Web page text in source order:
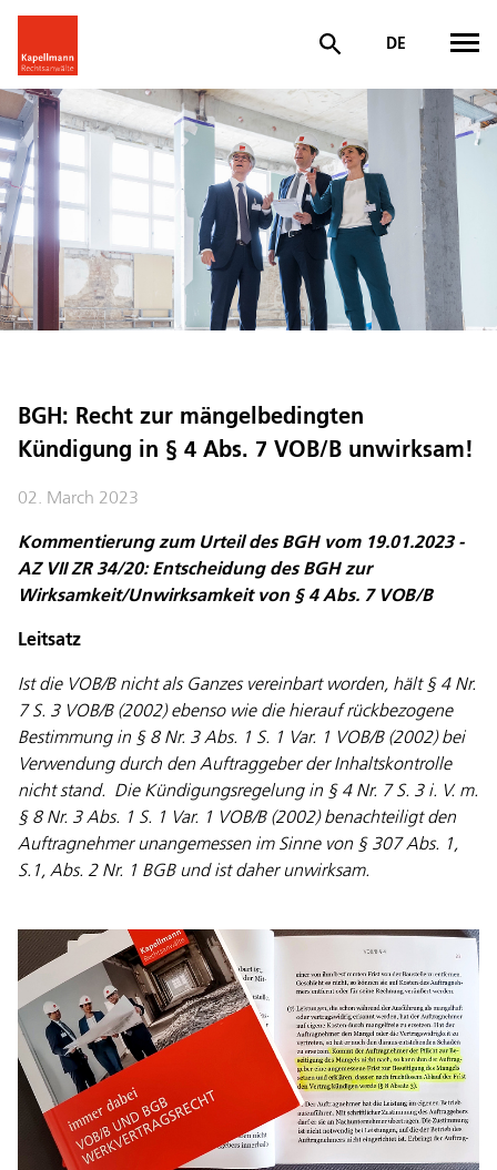
DE
BGH: Recht zur mängelbedingten
Kündigung in § 4 Abs. 7 VOB/B unwirksam!
02. March 2023
Kommentierung zum Urteil des BGH vom 19.01.2023 -
AZ VII ZR 34/20: Entscheidung des BGH zur
Wirksamkeit/Unwirksamkeit von § 4 Abs. 7 VOB/B
Leitsatz
Ist die VOB/B nicht als Ganzes vereinbart worden, hält § 4 Nr.
7 S. 3 VOB/B (2002) ebenso wie die hierauf rückbezogene
Bestimmung in § 8 Nr. 3 Abs. 1 S. 1 Var. 1 VOB/B (2002) bei
Verwendung durch den Auftraggeber der Inhaltskontrolle
nicht stand. Die Kündigungsregelung in § 4 Nr. 7 S. 3 i. V. m.
§ 8 Nr. 3 Abs. 1 S. 1 Var. 1 VOB/B (2002) benachteiligt den
Auftragnehmer unangemessen im Sinne von § 307 Abs. 1,
S.1, Abs. 2 Nr. 1 BGB und ist daher unwirksam.